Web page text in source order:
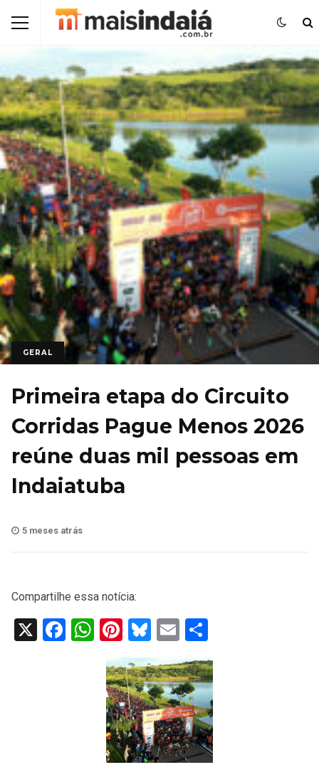
GERAL
Primeira etapa do Circuito
Corridas Pague Menos 2026
reúne duas mil pessoas em
Indaiatuba
5 meses atrás
Compartilhe essa notícia:
X Facebook
WhatsApp
Pinterest
Bluesky
Email